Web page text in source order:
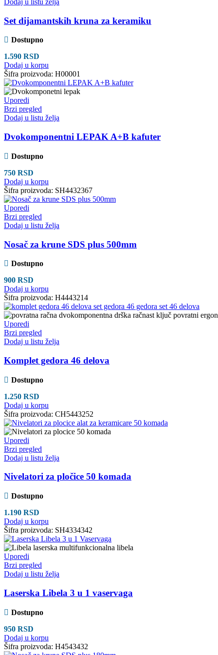
Dodaj u listu želja
Set dijamantskih kruna za keramiku
Dostupno
1.590 RSD
Dodaj u korpu
Šifra proizvoda: H00001
Uporedi
Brzi pregled
Dodaj u listu želja
Dvokomponentni LEPAK A+B kafuter
Dostupno
750 RSD
Dodaj u korpu
Šifra proizvoda: SH4432367
Uporedi
Brzi pregled
Dodaj u listu želja
Nosač za krune SDS plus 500mm
Dostupno
900 RSD
Dodaj u korpu
Šifra proizvoda: H4443214
Uporedi
Brzi pregled
Dodaj u listu želja
Komplet gedora 46 delova
Dostupno
1.250 RSD
Dodaj u korpu
Šifra proizvoda: CH5443252
Uporedi
Brzi pregled
Dodaj u listu želja
Nivelatori za pločice 50 komada
Dostupno
1.190 RSD
Dodaj u korpu
Šifra proizvoda: SH4334342
Uporedi
Brzi pregled
Dodaj u listu želja
Laserska Libela 3 u 1 vaservaga
Dostupno
950 RSD
Dodaj u korpu
Šifra proizvoda: H4543432